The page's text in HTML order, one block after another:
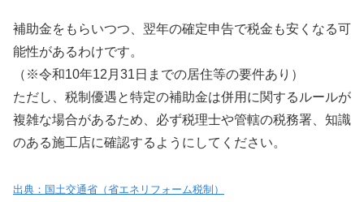
補助金をもらいつつ、翌年の確定申告で税金も安くなる可
能性があるわけです。
（※令和10年12月31日までの居住等の要件あり）
ただし、税制優遇と特定の補助金は併用に関するルールが
複雑な場合があるため、必ず税理士や管轄の税務署、知識
のある施工店に確認するようにしてください。
出典：国土交通省（省エネリフォーム税制）